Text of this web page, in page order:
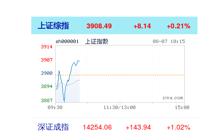
上证综指 3908.49 +8.14 +0.21%
深证成指 14254.06 +143.94 +1.02%